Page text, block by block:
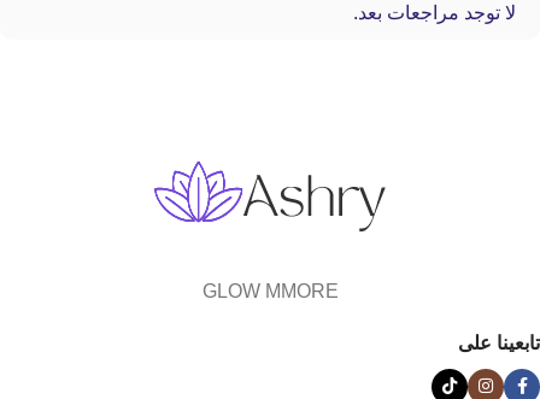
لا توجد مراجعات بعد.
GLOW MMORE
تابعينا على